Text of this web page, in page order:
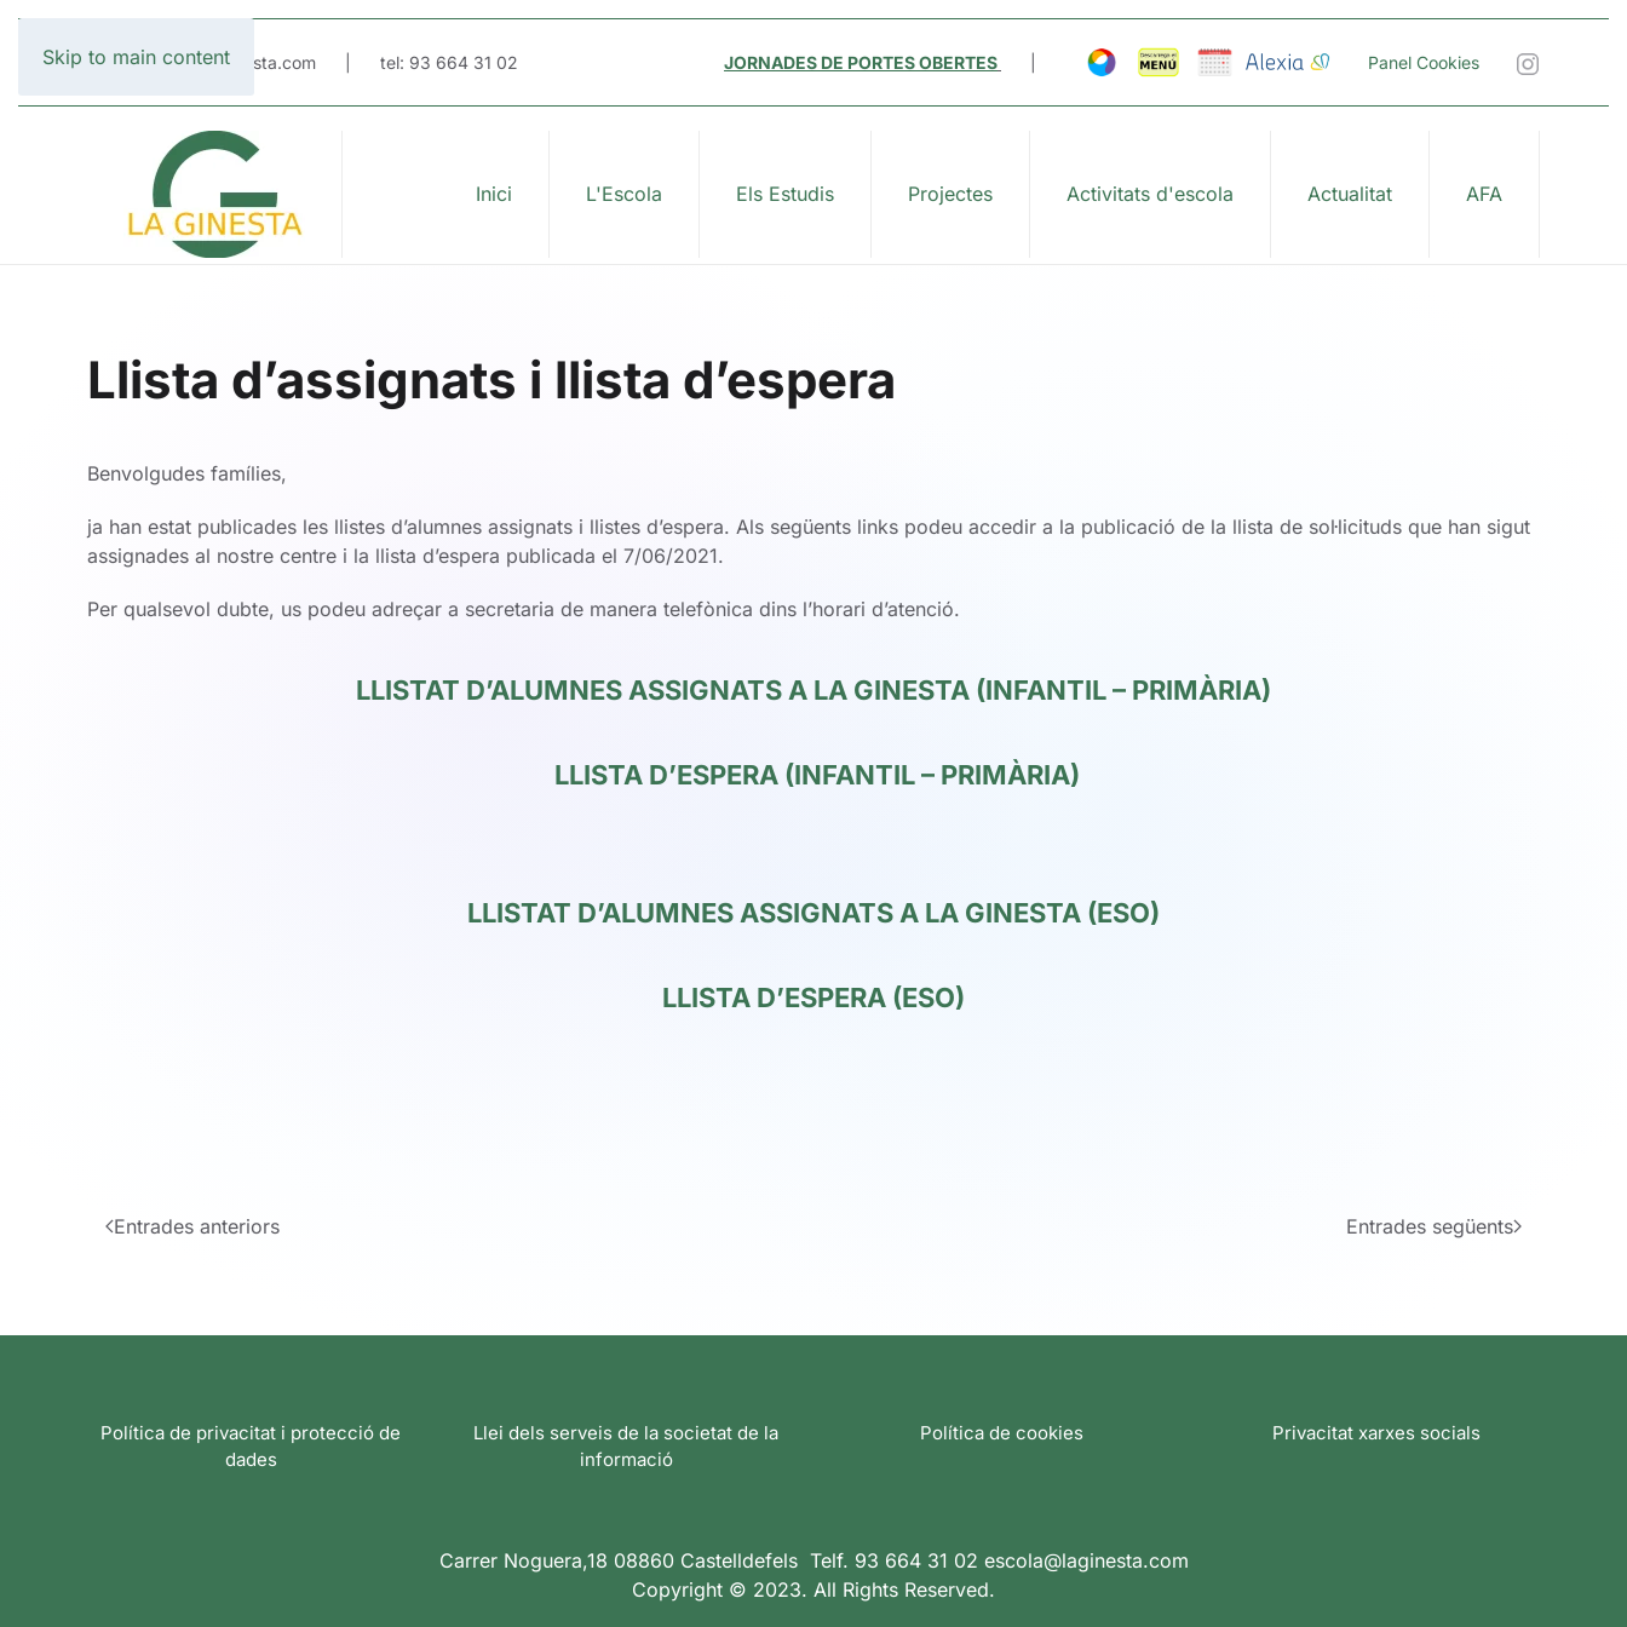
Skip to main content
email: escola@laginesta.com | tel: 93 664 31 02 JORNADES DE PORTES OBERTES Panel Cookies
Inici L'Escola Els Estudis Projectes Activitats d'escola Actualitat AFA
Llista d’assignats i llista d’espera
Benvolgudes famílies,
ja han estat publicades les llistes d’alumnes assignats i llistes d’espera. Als següents links podeu accedir a la publicació de la llista de sol·licituds que han sigut
assignades al nostre centre i la llista d’espera publicada el 7/06/2021.
Per qualsevol dubte, us podeu adreçar a secretaria de manera telefònica dins l’horari d’atenció.
LLISTAT D’ALUMNES ASSIGNATS A LA GINESTA (INFANTIL – PRIMÀRIA)
LLISTA D’ESPERA (INFANTIL – PRIMÀRIA)
LLISTAT D’ALUMNES ASSIGNATS A LA GINESTA (ESO)
LLISTA D’ESPERA (ESO)
Entrades anteriors Entrades següents
Política de privacitat i protecció de
dades
Llei dels serveis de la societat de la
informació
Política de cookies Privacitat xarxes socials
Carrer Noguera,18 08860 Castelldefels Telf. 93 664 31 02 escola@laginesta.com
Copyright © 2023. All Rights Reserved.